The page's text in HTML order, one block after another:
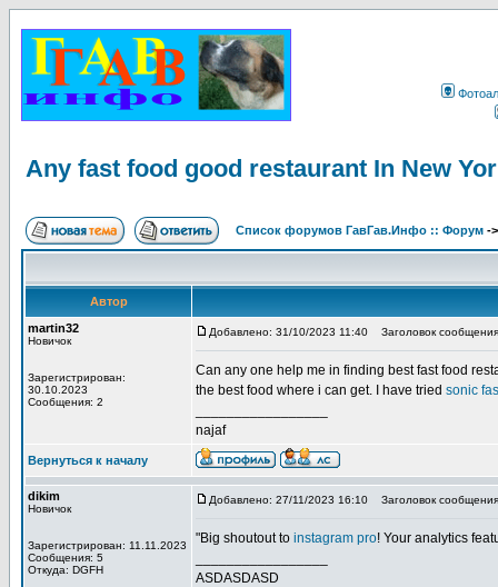
Any fast food good restaurant In New
Список форумов ГавГав.Инфо :: Форум -
Автор
martin32
Новичок
Зарегистрирован:
30.10.2023
Сообщения: 2
Добавлено: 31/10/2023 11:40 Заголовок
Can any one help me in finding best fast food
the best food where i can get. I have tried sonic
najaf
Вернуться к началу
dikim
Новичок
Зарегистрирован: 11.11.2023
Сообщения: 5
Откуда: DGFH
Добавлено: 27/11/2023 16:10 Заголовок
"Big shoutout to instagram pro! Your analytics
ASDASDASD